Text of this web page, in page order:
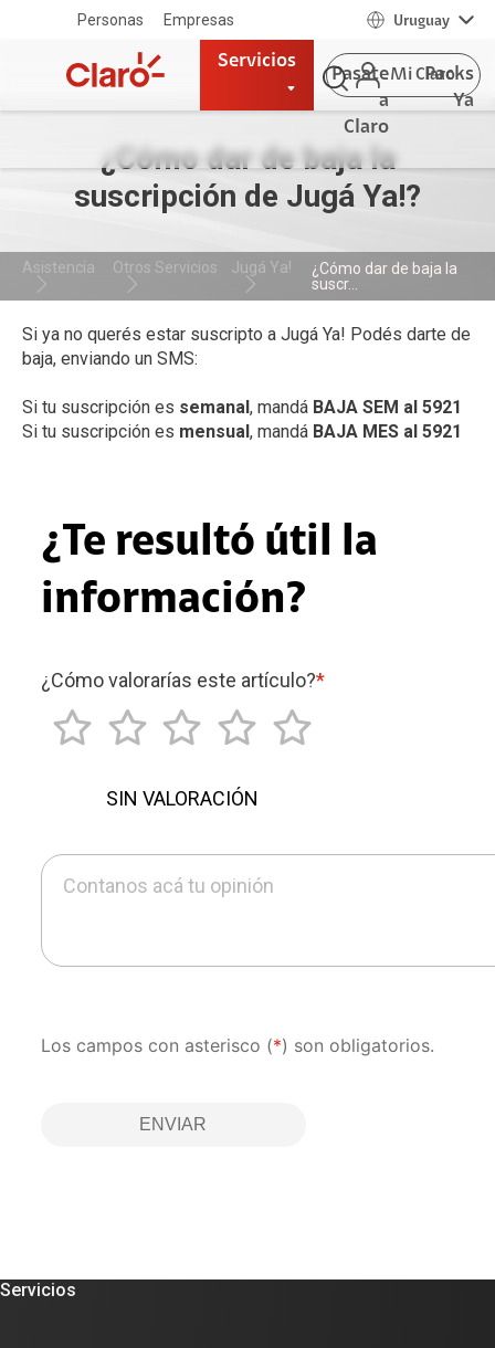
Personas Empresas Uruguay
Servicios
Pasate
a
Claro
Packs
Ya
Mi Claro
¿Cómo dar de baja la
suscripción de Jugá Ya!?
Asistencia Otros Servicios Jugá Ya!
¿Cómo dar de baja la
suscr...
Si ya no querés estar suscripto a Jugá Ya! Podés darte de
baja, enviando un SMS:
Si tu suscripción es semanal, mandá BAJA SEM al 5921
Si tu suscripción es mensual, mandá BAJA MES al 5921
¿Te resultó útil la
información?
¿Cómo valorarías este artículo?*
SIN VALORACIÓN
Contanos acá tu opinión
Los campos con asterisco (*) son obligatorios.
ENVIAR
Servicios